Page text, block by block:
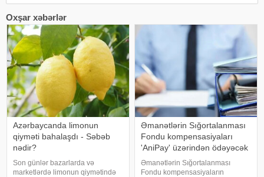
Oxşar xəbərlər
Azərbaycanda limonun
qiyməti bahalaşdı - Səbəb
nədir?
Son günlər bazarlarda və
marketlərdə limonun qiymətində
Əmanətlərin Sığortalanması
Fondu kompensasiyaları
'AniPay' üzərindən ödəyəcək
Əmanətlərin Sığortalanması
Fondu kompensasiyaların